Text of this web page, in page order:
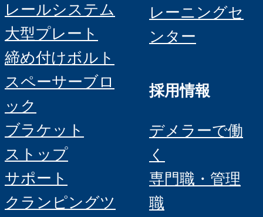
レールシステム
大型プレート
締め付けボルト
スペーサーブロ
ック
ブラケット
ストップ
サポート
クランピングツ
レーニングセ
ンター
採用情報
デメラーで働
く
専門職・管理
職